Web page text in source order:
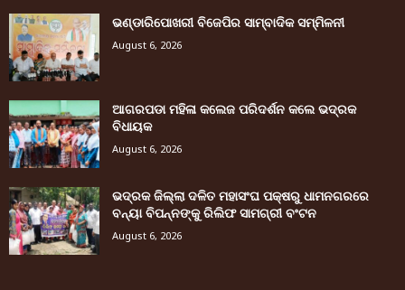
ଭଣ୍ଡାରିପୋଖରୀ ବିଜେପିର ସାମ୍ବାଦିକ ସମ୍ମିଳନୀ
August 6, 2026
ଆଗରପଡା ମହିଳା କଲେଜ ପରିଦର୍ଶନ କଲେ ଭଦ୍ରକ
ବିଧାୟକ
August 6, 2026
ଭଦ୍ରକ ଜିଲ୍ଲା ଦଳିତ ମହାସଂଘ ପକ୍ଷରୁ ଧାମନଗରରେ
ବନ୍ୟା ବିପନ୍ନଙ୍କୁ ରିଲିଫ ସାମଗ୍ରୀ ବଂଟନ
August 6, 2026